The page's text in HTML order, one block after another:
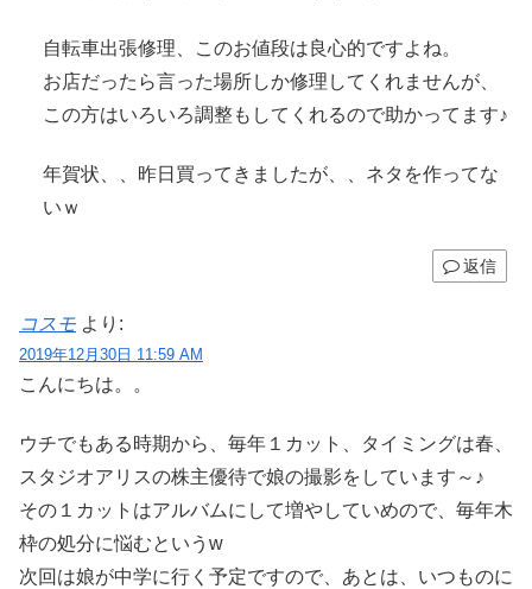
自転車出張修理、このお値段は良心的ですよね。
お店だったら言った場所しか修理してくれませんが、
この方はいろいろ調整もしてくれるので助かってます♪
年賀状、、昨日買ってきましたが、、ネタを作ってな
いｗ
返信
コスモ より:
2019年12月30日 11:59 AM
こんにちは。。
ウチでもある時期から、毎年１カット、タイミングは春、
スタジオアリスの株主優待で娘の撮影をしています～♪
その１カットはアルバムにして増やしていめので、毎年木
枠の処分に悩むというw
次回は娘が中学に行く予定ですので、あとは、いつものに